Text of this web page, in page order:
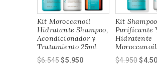
Kit Moroccanoil
Hidratante Shampoo,
Acondicionador y
Tratamiento 25ml
$6.545El
$5.950El
Kit Shampoo
Purificante
Hidratente
Moroccanoil
$4.950El
$